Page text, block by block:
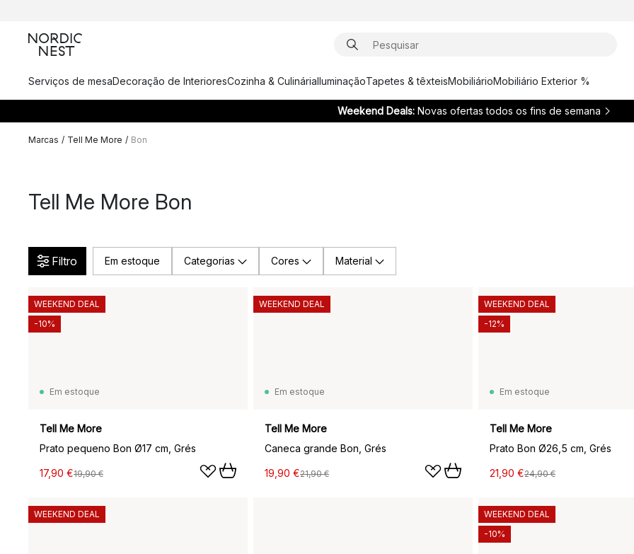
Serviços de mesaDecoração de InterioresCozinha & CulináriaIluminaçãoTapetes & têxteisMobiliárioMobiliário Exterior %
Weekend Deals: Novas ofertas todos os fins de semana
Marcas / Tell Me More / Bon
Tell Me More Bon
Filtro Em estoque Categorias Cores Material
Em estoque
Tell Me More
Prato pequeno Bon Ø17 cm, Grés
17,90 €19,90 €
WEEKEND DEAL
-10%
Em estoque
Tell Me More
Caneca grande Bon, Grés
19,90 €21,90 €
WEEKEND DEAL
Em estoque
Tell Me More
Prato Bon Ø26,5 cm, Grés
21,90 €24,90 €
WEEKEND DEAL
-12%
WEEKEND DEAL
WEEKEND DEAL
-10%